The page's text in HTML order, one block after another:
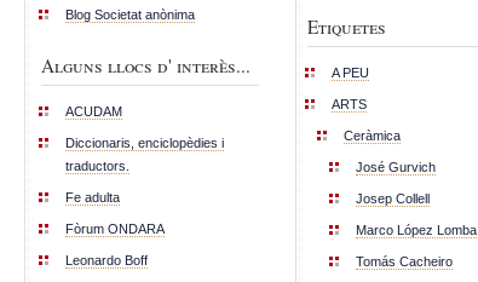
Blog Societat anònima
Alguns llocs d' interès...
ACUDAM
Diccionaris, enciclopèdies i
traductors.
Fe adulta
Fòrum ONDARA
Leonardo Boff
Etiquetes
A PEU
ARTS
Ceràmica
José Gurvich
Josep Collell
Marco López Lomba
Tomás Cacheiro